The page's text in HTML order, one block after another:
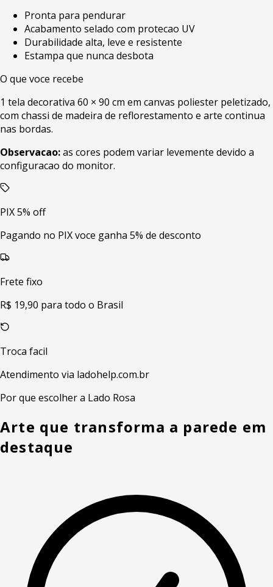
Pronta para pendurar
Acabamento selado com protecao UV
Durabilidade alta, leve e resistente
Estampa que nunca desbota
O que voce recebe
1 tela decorativa 60 × 90 cm em canvas poliester peletizado,
com chassi de madeira de reflorestamento e arte continua
nas bordas.
Observacao:as cores podem variar levemente devido a
configuracao do monitor.
PIX 5% off
Pagando no PIX voce ganha 5% de desconto
Frete fixo
R$ 19,90 para todo o Brasil
Troca facil
Atendimento via ladohelp.com.br
Por que escolher a Lado Rosa
Arte que transforma a parede em
destaque